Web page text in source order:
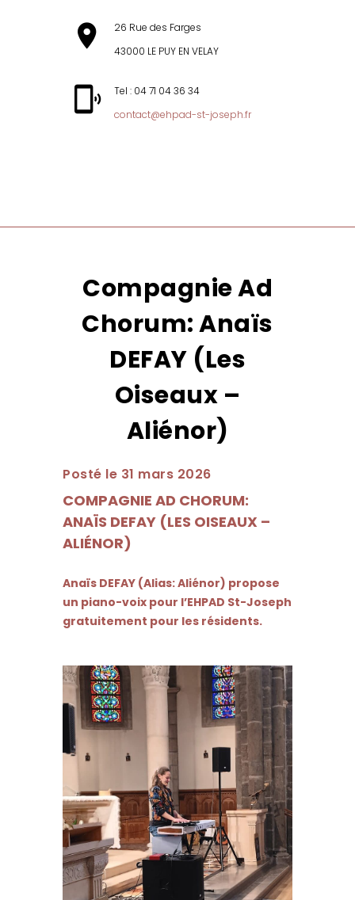
26 Rue des Farges
43000 LE PUY EN VELAY
Tel : 04 71 04 36 34
contact@ehpad-st-joseph.fr
Compagnie Ad
Chorum: Anaïs
DEFAY (Les
Oiseaux –
Aliénor)
Posté le 31 mars 2026
COMPAGNIE AD CHORUM:
ANAÏS DEFAY (LES OISEAUX –
ALIÉNOR)
Anaïs DEFAY (Alias: Aliénor) propose
un piano-voix pour l’EHPAD St-Joseph
gratuitement pour les résidents.